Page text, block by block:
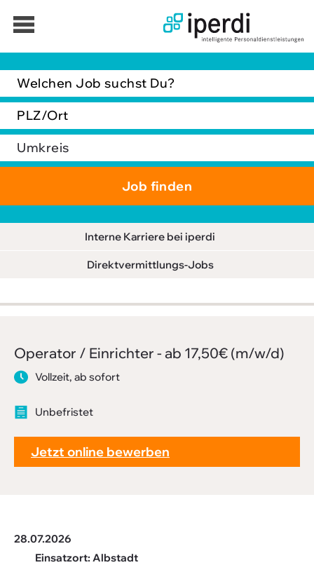
Interne Karriere bei iperdi
Direktvermittlungs-Jobs
Operator / Einrichter - ab 17,50€ (m/w/d)
Vollzeit, ab sofort
Unbefristet
Jetzt online bewerben
28.07.2026
Einsatzort: Albstadt
Jobbörse
Bewerber
Unternehmen
Über iperdi
AGB
Sitemap